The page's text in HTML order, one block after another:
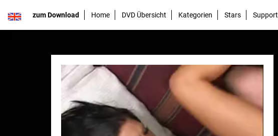
zum Download Home DVD Übersicht Kategorien Stars Support